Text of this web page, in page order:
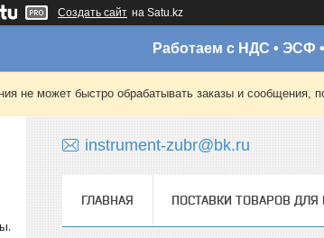
Создать сайт на Satu.kz
Работаем с НДС • ЭСФ
не может быстро обрабатывать заказы и сообщения,
instrument-zubr@bk.ru
ГЛАВНАЯ ПОСТАВКИ ТОВАРОВ ДЛЯ